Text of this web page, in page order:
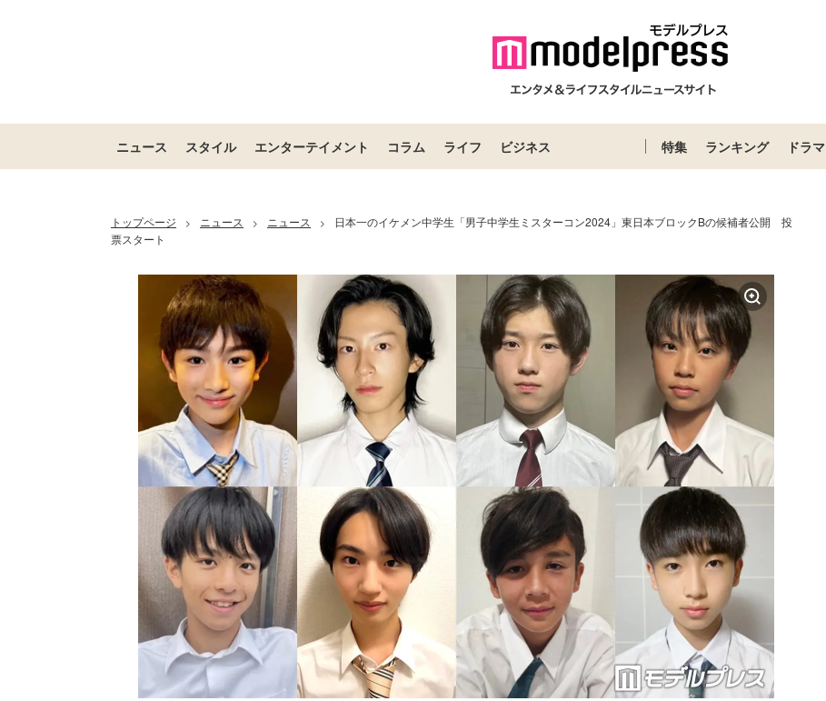
ニュース スタイル エンターテイメント コラム ライフ ビジネス 特集 ランキング ドラマ
トップページ > ニュース > ニュース >
日本一のイケメン中学生「男子中学生ミスターコン2024」東日本ブロックBの候補者公開 投
票スタート